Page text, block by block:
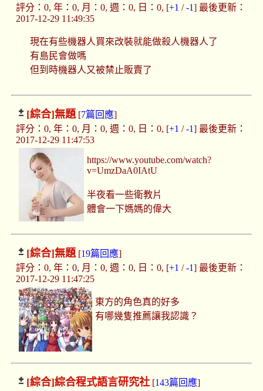
評分：0, 年：0, 月：0, 週：0, 日：0, [+1 /-1] 最後更新：
2017-12-29 11:49:35
現在有些機器人買來改裝就能做殺人機器人了
有島民會做嗎
但到時機器人又被禁止販賣了
[綜合]無題[7篇回應]
評分：0, 年：0, 月：0, 週：0, 日：0, [+1 /-1] 最後更新：
2017-12-29 11:47:53
https://www.youtube.com/watch?
v=UmzDaA0IAtU
半夜看一些衛教片
體會一下媽媽的偉大
[綜合]無題[19篇回應]
評分：0, 年：0, 月：0, 週：0, 日：0, [+1 /-1] 最後更新：
2017-12-29 11:47:25
東方的角色真的好多
有哪幾隻推薦讓我認識？
[綜合]綜合程式語言研究社[143篇回應]